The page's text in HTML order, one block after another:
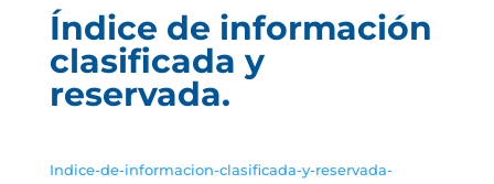
Índice de información
clasificada y
reservada.
Indice-de-informacion-clasificada-y-reservada-